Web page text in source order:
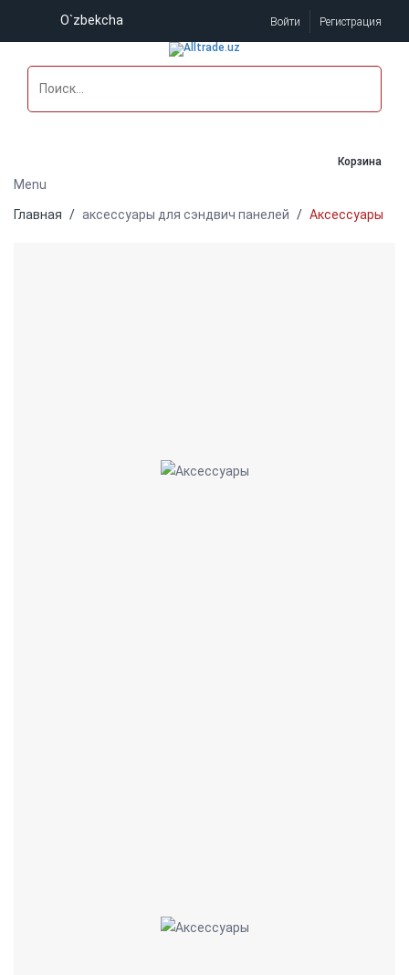
O`zbekcha Войти Регистрация
Корзина
Menu
Главная аксессуары для сэндвич панелей Аксессуары